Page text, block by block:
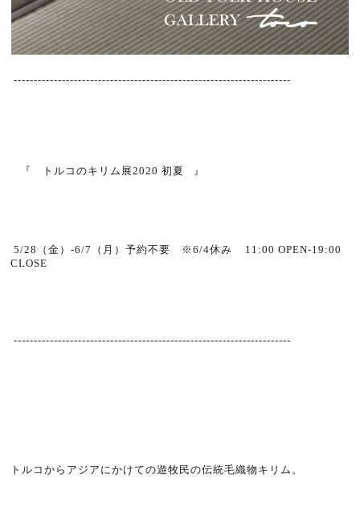
---------------------------------------------------------------------
『 トルコのキリム展2020 初夏 』
5/28（金）-6/7（月）予約不要 ※6/4休み 11:00 OPEN-19:00
CLOSE
---------------------------------------------------------------------
トルコからアジアにかけての遊牧民の伝統毛織物キリム。